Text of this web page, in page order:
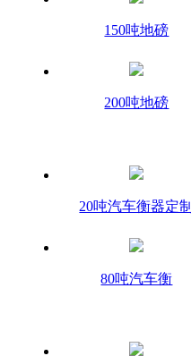
150吨地磅
200吨地磅
20吨汽车衡器定制
80吨汽车衡